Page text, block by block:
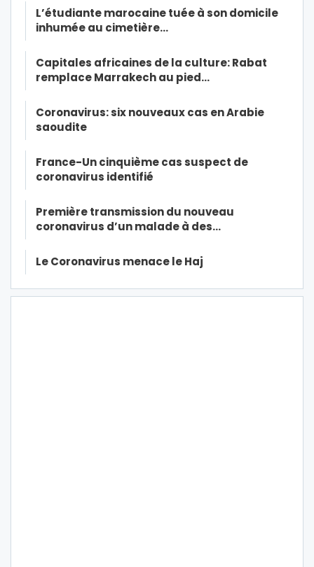
L’étudiante marocaine tuée à son domicile
inhumée au cimetière…
Capitales africaines de la culture: Rabat
remplace Marrakech au pied…
Coronavirus: six nouveaux cas en Arabie
saoudite
France-Un cinquième cas suspect de
coronavirus identifié
Première transmission du nouveau
coronavirus d’un malade à des…
Le Coronavirus menace le Haj